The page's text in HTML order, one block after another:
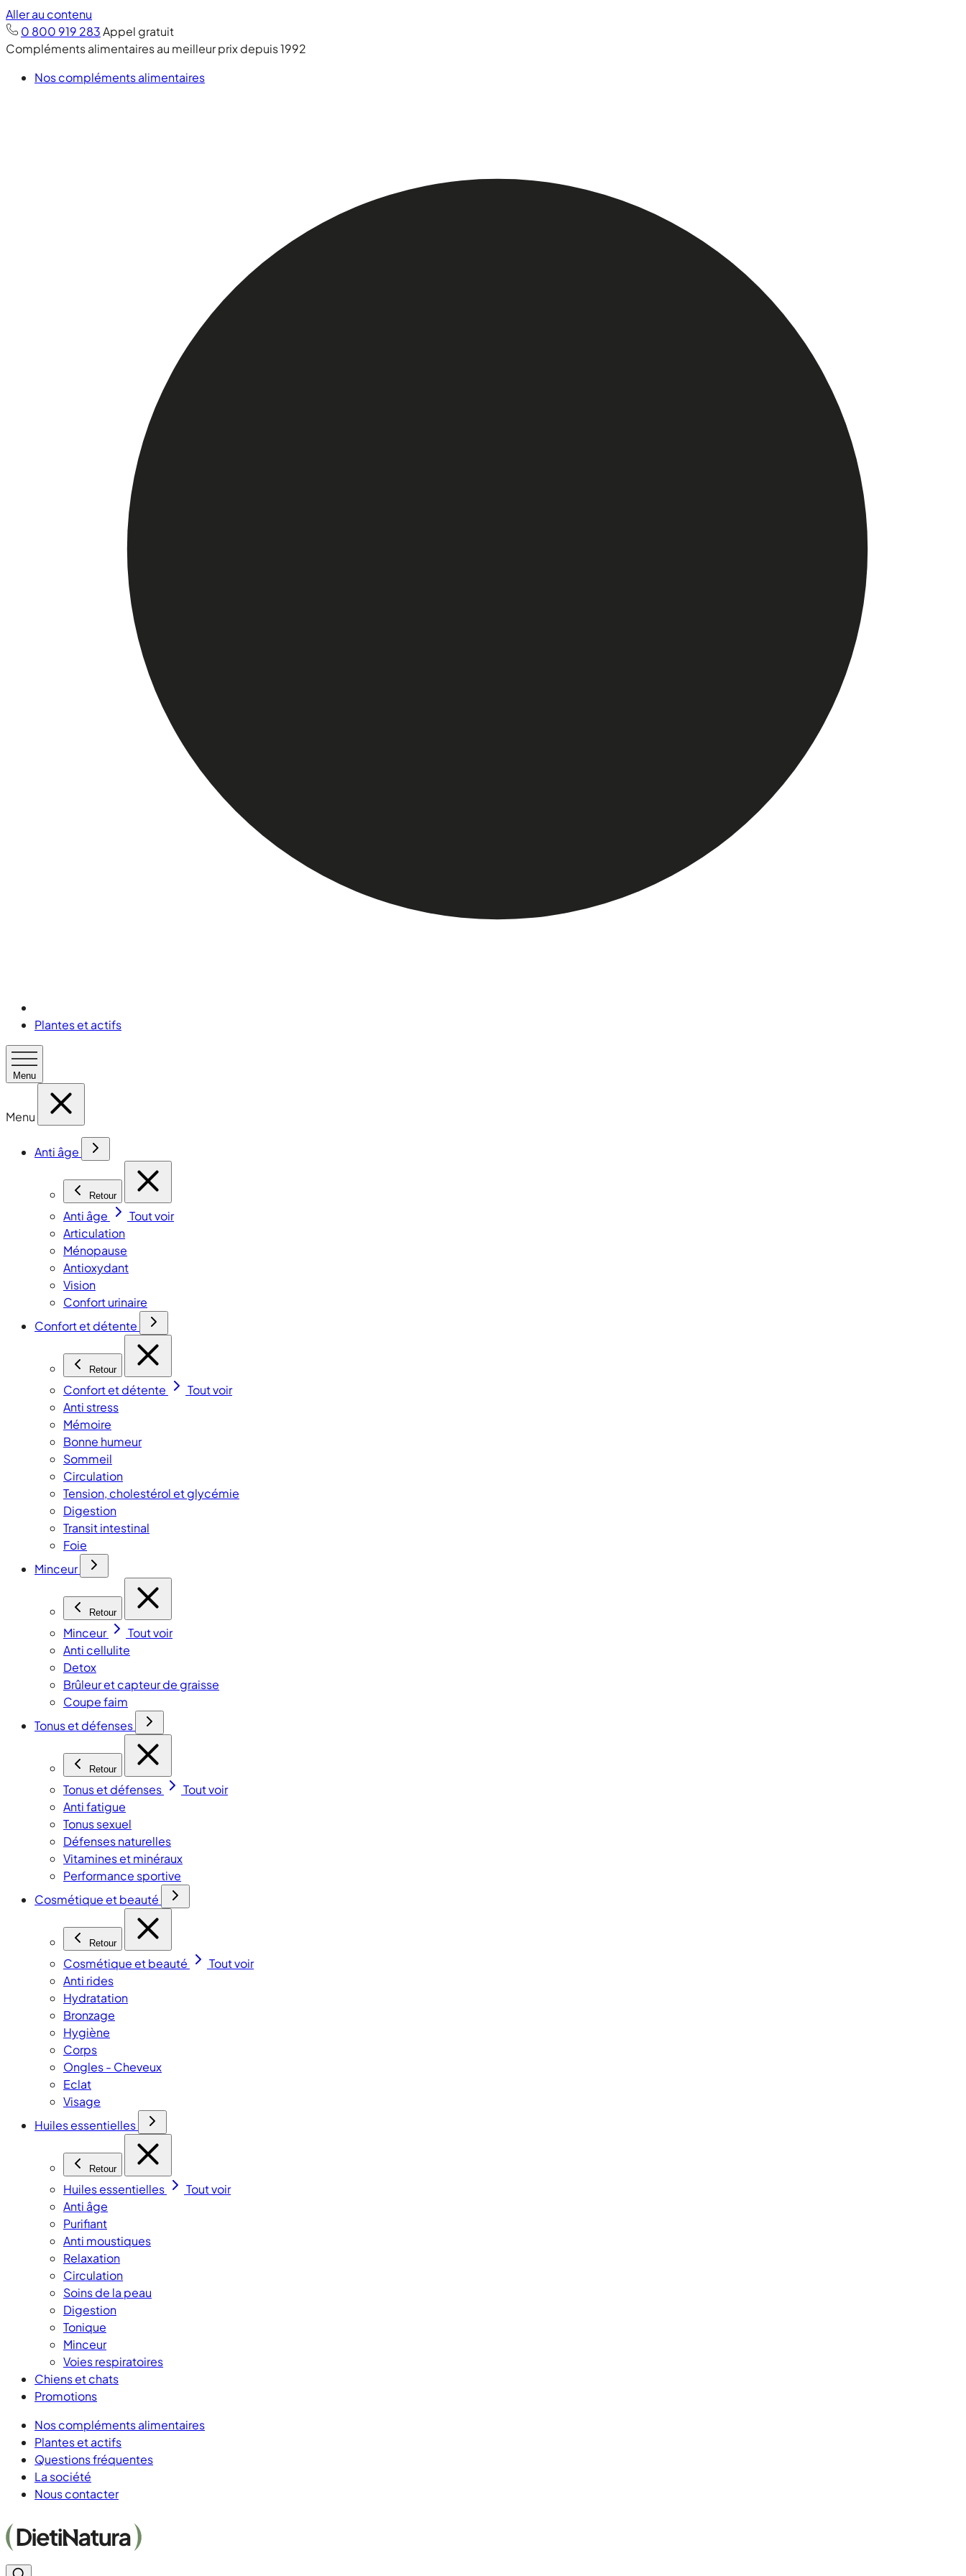
Aller au contenu
0 800 919 283Appel gratuit
Compléments alimentaires au meilleur prix depuis 1992
Nos compléments alimentaires
Plantes et actifs
Menu
Menu
Anti âge
Retour
Anti âge
Tout voir
Articulation
Ménopause
Antioxydant
Vision
Confort urinaire
Confort et détente
Retour
Confort et détente
Tout voir
Anti stress
Mémoire
Bonne humeur
Sommeil
Circulation
Tension, cholestérol et glycémie
Digestion
Transit intestinal
Foie
Minceur
Retour
Minceur
Tout voir
Anti cellulite
Detox
Brûleur et capteur de graisse
Coupe faim
Tonus et défenses
Retour
Tonus et défenses
Tout voir
Anti fatigue
Tonus sexuel
Défenses naturelles
Vitamines et minéraux
Performance sportive
Cosmétique et beauté
Retour
Cosmétique et beauté
Tout voir
Anti rides
Hydratation
Bronzage
Hygiène
Corps
Ongles - Cheveux
Eclat
Visage
Huiles essentielles
Retour
Huiles essentielles
Tout voir
Anti âge
Purifiant
Anti moustiques
Relaxation
Circulation
Soins de la peau
Digestion
Tonique
Minceur
Voies respiratoires
Chiens et chats
Promotions
Nos compléments alimentaires
Plantes et actifs
Questions fréquentes
La société
Nous contacter